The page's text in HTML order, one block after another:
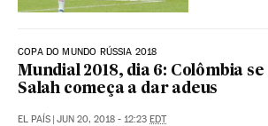
COPA DO MUNDO RÚSSIA 2018
Mundial 2018, dia 6: Colômbia
Salah começa a dar adeus
EL PAÍS | JUN 20, 2018 - 12:23 EDT